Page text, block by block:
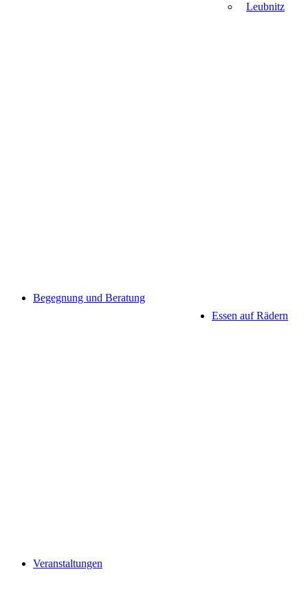
Begegnung und Beratung
Leubnitz
Essen auf Rädern
Veranstaltungen